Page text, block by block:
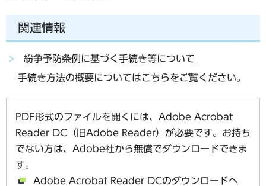
関連情報
紛争予防条例に基づく手続き等について
手続き方法の概要についてはこちらをご覧ください。
PDF形式のファイルを開くには、Adobe Acrobat
Reader DC（旧Adobe Reader）が必要です。お持ち
でない方は、Adobe社から無償でダウンロードできま
す。
Adobe Acrobat Reader DCのダウンロードへ